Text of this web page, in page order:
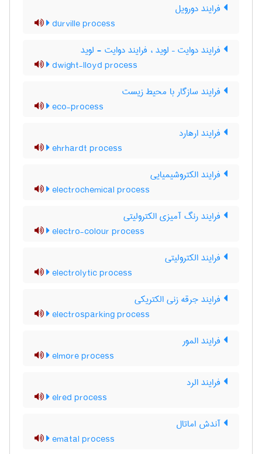
فرایند دورویل
durville process
فرایند دوایت – لوید ، فرایند دوایت - لوید
dwight-lloyd process
فرایند سازگار با محیط زیست
eco-process
فرایند ارهارد
ehrhardt process
فرایند الکتروشیمیایی
electrochemical process
فرایند رنگ آمیزی الکترولیتی
electro-colour process
فرایند الکترولیتی
electrolytic process
فرایند جرقه زنی الکتریکی
electrosparking process
فرایند المور
elmore process
فرایند الرد
elred process
آندش اماتال
ematal process